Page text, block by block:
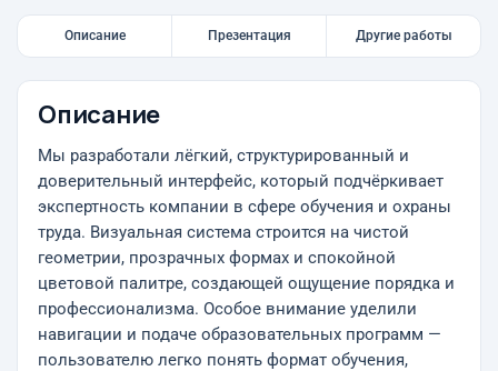
Описание Презентация Другие работы
Описание
Мы разработали лёгкий, структурированный и
доверительный интерфейс, который подчёркивает
экспертность компании в сфере обучения и охраны
труда. Визуальная система строится на чистой
геометрии, прозрачных формах и спокойной
цветовой палитре, создающей ощущение порядка и
профессионализма. Особое внимание уделили
навигации и подаче образовательных программ —
пользователю легко понять формат обучения,